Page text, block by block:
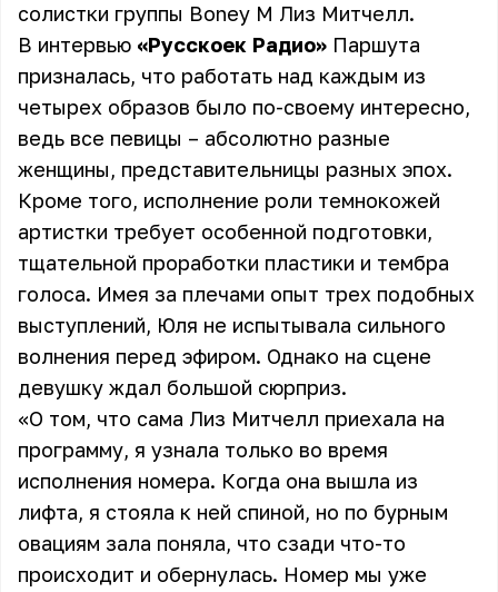
солистки группы Boney M Лиз Митчелл.
В интервью «Русскоек Радио» Паршута
призналась, что работать над каждым из
четырех образов было по-своему интересно,
ведь все певицы – абсолютно разные
женщины, представительницы разных эпох.
Кроме того, исполнение роли темнокожей
артистки требует особенной подготовки,
тщательной проработки пластики и тембра
голоса. Имея за плечами опыт трех подобных
выступлений, Юля не испытывала сильного
волнения перед эфиром. Однако на сцене
девушку ждал большой сюрприз.
«О том, что сама Лиз Митчелл приехала на
программу, я узнала только во время
исполнения номера. Когда она вышла из
лифта, я стояла к ней спиной, но по бурным
овациям зала поняла, что сзади что-то
происходит и обернулась. Номер мы уже